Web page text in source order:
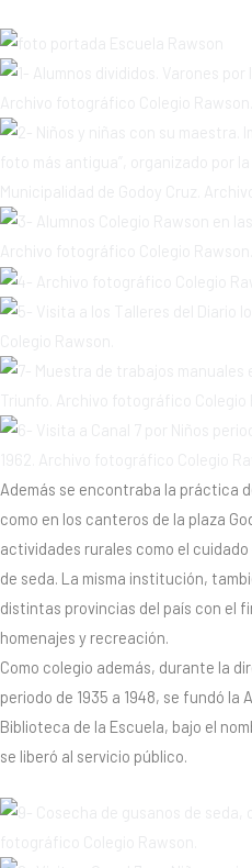
Además se encontraba la práctica
como en los canteros de la plaza
actividades rurales como el
de seda. La misma institución,
distintas provincias del país con el
homenajes y recreación.
Como colegio además, durante la
periodo de 1935 a 1948, se fundó la
Biblioteca de la Escuela, bajo el
se liberó al servicio público.